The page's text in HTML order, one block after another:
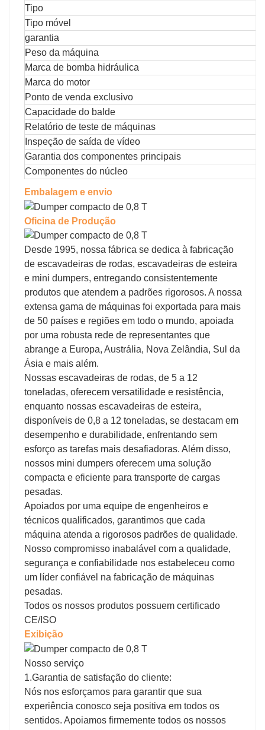
Tipo
Tipo móvel
garantia
Peso da máquina
Marca de bomba hidráulica
Marca do motor
Ponto de venda exclusivo
Capacidade do balde
Relatório de teste de máquinas
Inspeção de saída de vídeo
Garantia dos componentes principais
Componentes do núcleo
Embalagem e envio
Oficina de Produção
Desde 1995, nossa fábrica se dedica à fabricação
de escavadeiras de rodas, escavadeiras de esteira
e mini dumpers, entregando consistentemente
produtos que atendem a padrões rigorosos. A nossa
extensa gama de máquinas foi exportada para mais
de 50 países e regiões em todo o mundo, apoiada
por uma robusta rede de representantes que
abrange a Europa, Austrália, Nova Zelândia, Sul da
Ásia e mais além.
Nossas escavadeiras de rodas, de 5 a 12
toneladas, oferecem versatilidade e resistência,
enquanto nossas escavadeiras de esteira,
disponíveis de 0,8 a 12 toneladas, se destacam em
desempenho e durabilidade, enfrentando sem
esforço as tarefas mais desafiadoras. Além disso,
nossos mini dumpers oferecem uma solução
compacta e eficiente para transporte de cargas
pesadas.
Apoiados por uma equipe de engenheiros e
técnicos qualificados, garantimos que cada
máquina atenda a rigorosos padrões de qualidade.
Nosso compromisso inabalável com a qualidade,
segurança e confiabilidade nos estabeleceu como
um líder confiável na fabricação de máquinas
pesadas.
Todos os nossos produtos possuem certificado
CE/ISO
Exibição
Nosso serviço
1.Garantia de satisfação do cliente:
Nós nos esforçamos para garantir que sua
experiência conosco seja positiva em todos os
sentidos. Apoiamos firmemente todos os nossos